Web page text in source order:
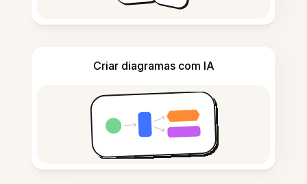
Criar diagramas com IA